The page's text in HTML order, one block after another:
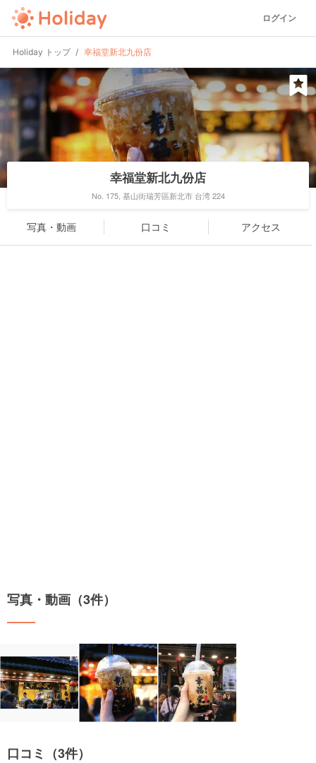
ログイン
Holiday トップ 幸福堂新北九份店
幸福堂新北九份店
No. 175, 基山街瑞芳區新北市 台湾 224
写真・動画 口コミ アクセス
写真・動画（3件）
口コミ（3件）